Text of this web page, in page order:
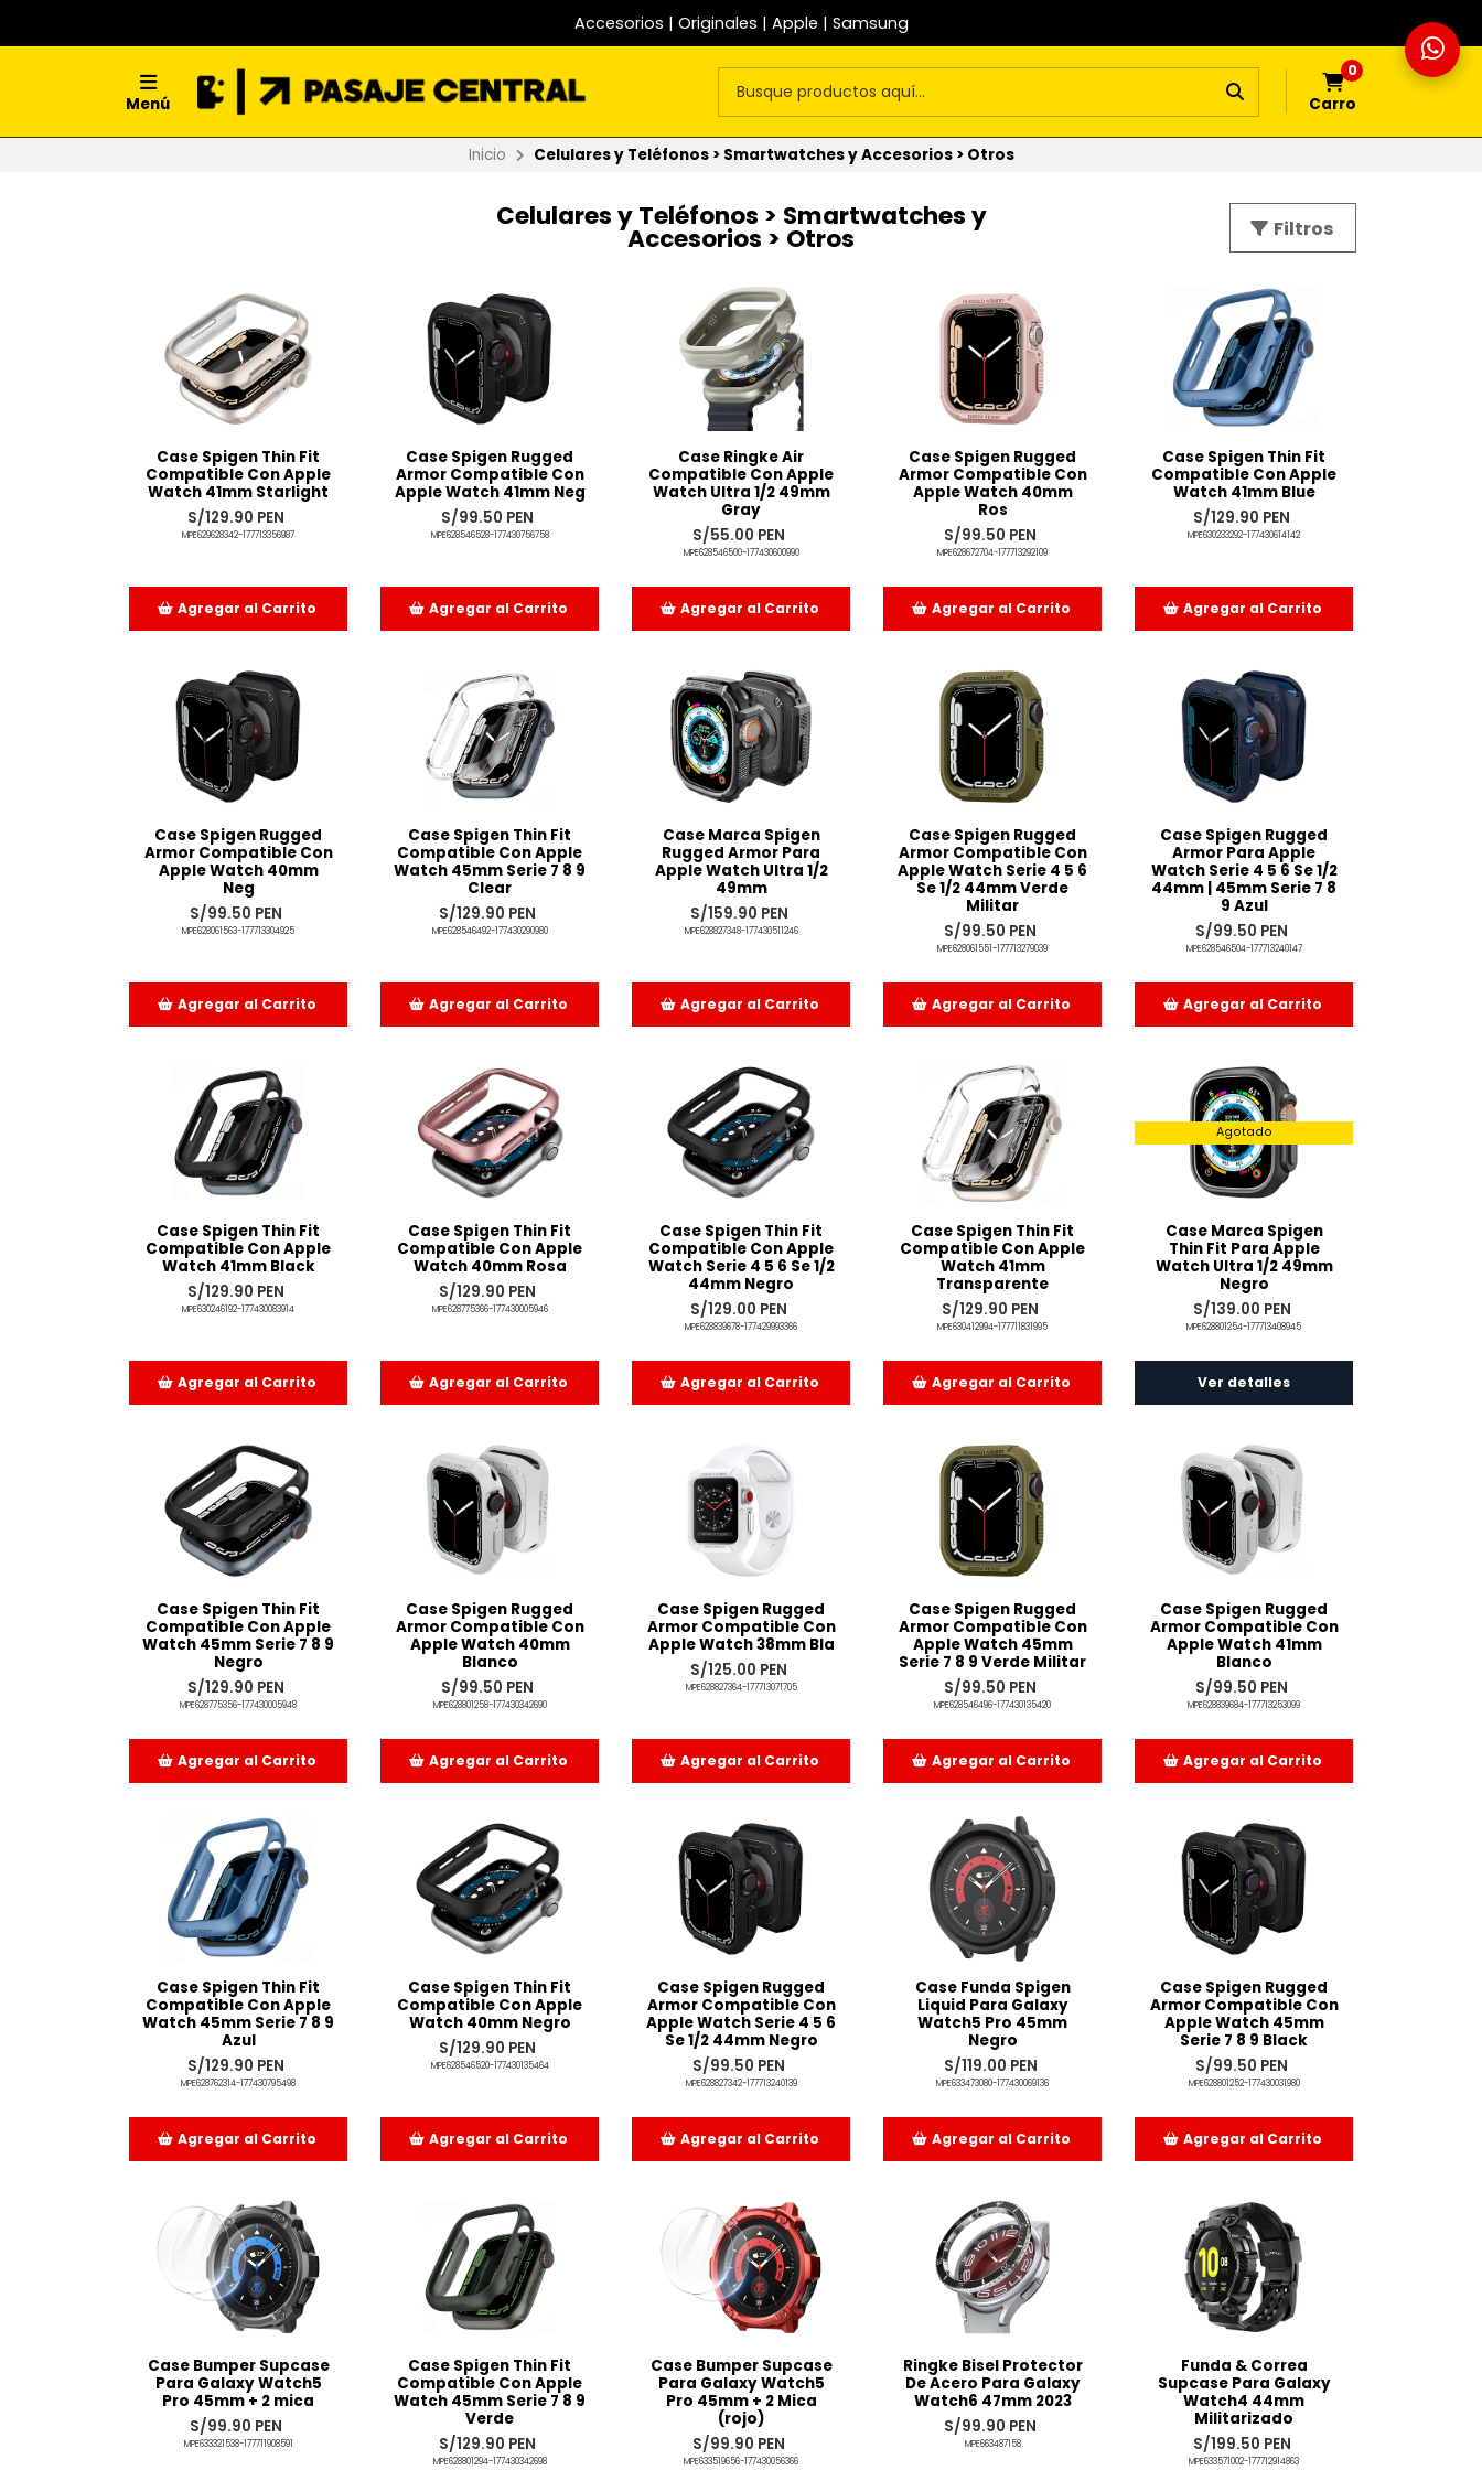
Accesorios | Originales | Apple | Samsung
Menú
0
Carro
Inicio Celulares y Teléfonos > Smartwatches y Accesorios > Otros
Celulares y Teléfonos > Smartwatches y
Accesorios > Otros Filtros
Case Spigen Thin Fit
Compatible Con Apple
Watch 41mm Starlight
S/129.90 PEN
MPE629628342-177713356987
Agregar al Carrito
Case Spigen Rugged
Armor Compatible Con
Apple Watch 41mm Neg
S/99.50 PEN
MPE628546528-177430756758
Agregar al Carrito
Case Ringke Air
Compatible Con Apple
Watch Ultra 1/2 49mm
Gray
S/55.00 PEN
MPE628546500-177430600990
Agregar al Carrito
Case Spigen Rugged
Armor Compatible Con
Apple Watch 40mm
Ros
S/99.50 PEN
MPE628672704-177713292109
Agregar al Carrito
Case Spigen Thin Fit
Compatible Con Apple
Watch 41mm Blue
S/129.90 PEN
MPE630233292-177430614142
Agregar al Carrito
Case Spigen Rugged
Armor Compatible Con
Apple Watch 40mm
Neg
S/99.50 PEN
MPE628061563-177713304925
Agregar al Carrito
Case Spigen Thin Fit
Compatible Con Apple
Watch 45mm Serie 7 8 9
Clear
S/129.90 PEN
MPE628546492-177430290980
Agregar al Carrito
Case Marca Spigen
Rugged Armor Para
Apple Watch Ultra 1/2
49mm
S/159.90 PEN
MPE628827348-177430511246
Agregar al Carrito
Case Spigen Rugged
Armor Compatible Con
Apple Watch Serie 4 5 6
Se 1/2 44mm Verde
Militar
S/99.50 PEN
MPE628061551-177713279039
Agregar al Carrito
Case Spigen Rugged
Armor Para Apple
Watch Serie 4 5 6 Se 1/2
44mm | 45mm Serie 7 8
9 Azul
S/99.50 PEN
MPE628546504-177713240147
Agregar al Carrito
Case Spigen Thin Fit
Compatible Con Apple
Watch 41mm Black
S/129.90 PEN
MPE630246192-177430083914
Agregar al Carrito
Case Spigen Thin Fit
Compatible Con Apple
Watch 40mm Rosa
S/129.90 PEN
MPE628775366-177430005946
Agregar al Carrito
Case Spigen Thin Fit
Compatible Con Apple
Watch Serie 4 5 6 Se 1/2
44mm Negro
S/129.00 PEN
MPE628839678-177429993366
Agregar al Carrito
Case Spigen Thin Fit
Compatible Con Apple
Watch 41mm
Transparente
S/129.90 PEN
MPE630412994-177711831995
Agregar al Carrito
Agotado
Case Marca Spigen
Thin Fit Para Apple
Watch Ultra 1/2 49mm
Negro
S/139.00 PEN
MPE628801254-177713408945
Ver detalles
Case Spigen Thin Fit
Compatible Con Apple
Watch 45mm Serie 7 8 9
Negro
S/129.90 PEN
MPE628775356-177430005948
Agregar al Carrito
Case Spigen Rugged
Armor Compatible Con
Apple Watch 40mm
Blanco
S/99.50 PEN
MPE628801258-177430342690
Agregar al Carrito
Case Spigen Rugged
Armor Compatible Con
Apple Watch 38mm Bla
S/125.00 PEN
MPE628827364-177713071705
Agregar al Carrito
Case Spigen Rugged
Armor Compatible Con
Apple Watch 45mm
Serie 7 8 9 Verde Militar
S/99.50 PEN
MPE628546496-177430135420
Agregar al Carrito
Case Spigen Rugged
Armor Compatible Con
Apple Watch 41mm
Blanco
S/99.50 PEN
MPE628839684-177713253099
Agregar al Carrito
Case Spigen Thin Fit
Compatible Con Apple
Watch 45mm Serie 7 8 9
Azul
S/129.90 PEN
MPE628762314-177430795498
Agregar al Carrito
Case Spigen Thin Fit
Compatible Con Apple
Watch 40mm Negro
S/129.90 PEN
MPE628546520-177430135464
Agregar al Carrito
Case Spigen Rugged
Armor Compatible Con
Apple Watch Serie 4 5 6
Se 1/2 44mm Negro
S/99.50 PEN
MPE628827342-177713240139
Agregar al Carrito
Case Funda Spigen
Liquid Para Galaxy
Watch5 Pro 45mm
Negro
S/119.00 PEN
MPE633473080-177430069136
Agregar al Carrito
Case Spigen Rugged
Armor Compatible Con
Apple Watch 45mm
Serie 7 8 9 Black
S/99.50 PEN
MPE628801252-177430031980
Agregar al Carrito
Case Bumper Supcase
Para Galaxy Watch5
Pro 45mm + 2 mica
S/99.90 PEN
MPE633321538-177711908591
Case Spigen Thin Fit
Compatible Con Apple
Watch 45mm Serie 7 8 9
Verde
S/129.90 PEN
MPE628801294-177430342698
Case Bumper Supcase
Para Galaxy Watch5
Pro 45mm + 2 Mica
(rojo)
S/99.90 PEN
MPE633519656-177430056366
Ringke Bisel Protector
De Acero Para Galaxy
Watch6 47mm 2023
S/99.90 PEN
MPE663487158
Funda & Correa
Supcase Para Galaxy
Watch4 44mm
Militarizado
S/199.50 PEN
MPE633571002-177712914863